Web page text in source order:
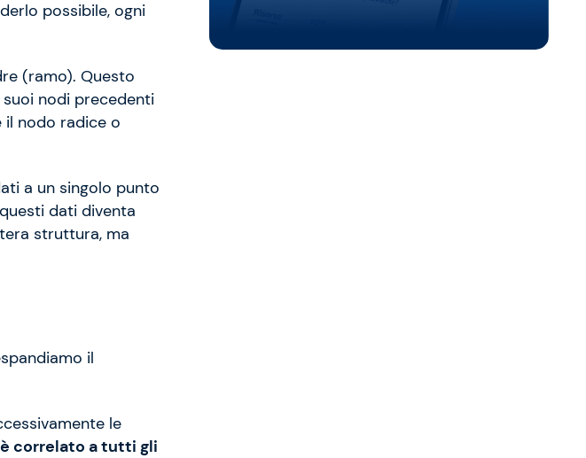
possibile, ogni
(ramo). Questo
nodi precedenti
il nodo radice o
a un singolo punto
dati diventa
struttura, ma
il
le
è correlato a tutti gli